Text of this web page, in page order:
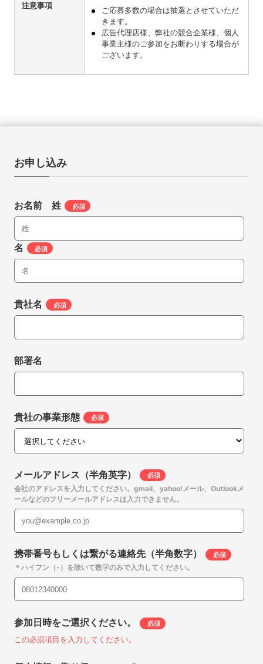
注意事項
ご応募多数の場合は抽選とさせていただ
きます。
広告代理店様、弊社の競合企業様、個人
事業主様のご参加をお断わりする場合が
ございます。
お申し込み
お名前 姓 *
名 *
貴社名 *
部署名
貴社の事業形態 *
メールアドレス（半角英字） *
会社のアドレスを入力してください。gmail、yahoo!メール、Outlookメ
ールなどのフリーメールアドレスは入力できません。
携帯番号もしくは繋がる連絡先（半角数字） *
＊ハイフン（-）を除いて数字のみで入力してください。
参加日時をご選択ください。 *
この必須項目を入力してください。